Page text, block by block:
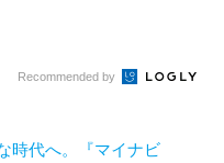
Recommended by
時代へ。『マイナビ